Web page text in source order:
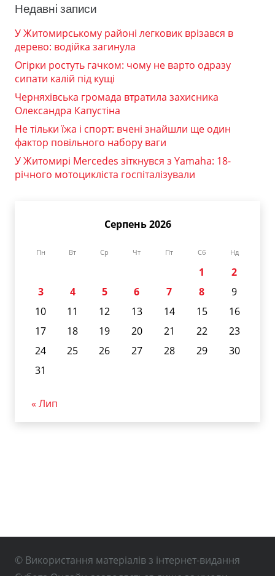
Недавні записи
У Житомирському районі легковик врізався в
дерево: водійка загинула
Огірки ростуть гачком: чому не варто одразу
сипати калій під кущі
Черняхівська громада втратила захисника
Олександра Капустіна
Не тільки їжа і спорт: вчені знайшли ще один
фактор повільного набору ваги
У Житомирі Mercedes зіткнувся з Yamaha: 18-
річного мотоцикліста госпіталізували
Серпень 2026
Пн Вт Ср Чт Пт Сб Нд
1
2
3
4 5 6 7 8
9
10
11 12 13 14 15
16
17
18 19 20 21 22
23
24
25 26 27 28 29
30
31
« Лип
© Використання матеріалів з інтернет-видання